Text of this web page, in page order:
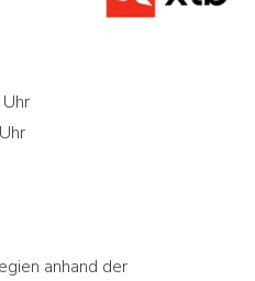
anhand der